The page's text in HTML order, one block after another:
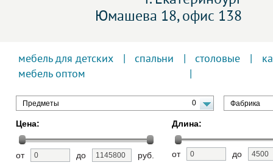
Юмашева 18, офис 138
мебель для детских спальни столовые
мебель оптом
Предметы 0 Фабрика
Цена:
от до руб.
Длина:
от до